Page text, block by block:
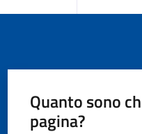
Quanto sono
pagina?